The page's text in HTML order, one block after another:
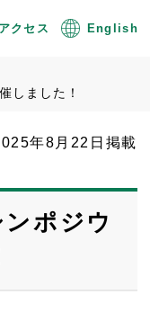
アクセス English
しました！
年8月22日掲載
ポジウ